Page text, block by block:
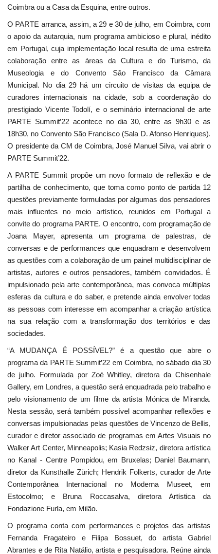
Coimbra ou a Casa da Esquina, entre outros.
O PARTE arranca, assim, a 29 e 30 de julho, em Coimbra, com
o apoio da autarquia, num programa ambicioso e plural, inédito
em Portugal, cuja implementação local resulta de uma estreita
colaboração entre as áreas da Cultura e do Turismo, da
Museologia e do Convento São Francisco da Câmara
Municipal. No dia 29 há um circuito de visitas da equipa de
curadores internacionais na cidade, sob a coordenação do
prestigiado Vicente Todolí, e o seminário internacional de arte
PARTE Summit’22 acontece no dia 30, entre as 9h30 e as
18h30, no Convento São Francisco (Sala D. Afonso Henriques).
O presidente da CM de Coimbra, José Manuel Silva, vai abrir o
PARTE Summit’22.
A PARTE Summit propõe um novo formato de reflexão e de
partilha de conhecimento, que toma como ponto de partida 12
questões previamente formuladas por algumas dos pensadores
mais influentes no meio artístico, reunidos em Portugal a
convite do programa PARTE. O encontro, com programação de
Joana Mayer, apresenta um programa de palestras, de
conversas e de performances que enquadram e desenvolvem
as questões com a colaboração de um painel multidisciplinar de
artistas, autores e outros pensadores, também convidados. É
impulsionado pela arte contemporânea, mas convoca múltiplas
esferas da cultura e do saber, e pretende ainda envolver todas
as pessoas com interesse em acompanhar a criação artística
na sua relação com a transformação dos territórios e das
sociedades.
“A MUDANÇA É POSSÍVEL?” é a questão que abre o
programa da PARTE Summit’22 em Coimbra, no sábado dia 30
de julho. Formulada por Zoé Whitley, diretora da Chisenhale
Gallery, em Londres, a questão será enquadrada pelo trabalho e
pelo visionamento de um filme da artista Mónica de Miranda.
Nesta sessão, será também possível acompanhar reflexões e
conversas impulsionadas pelas questões de Vincenzo de Bellis,
curador e diretor associado de programas em Artes Visuais no
Walker Art Center, Minneapolis; Kasia Redzsiz, diretora artística
no Kanal - Centre Pompidou, em Bruxelas; Daniel Baumann,
diretor da Kunsthalle Zürich; Hendrik Folkerts, curador de Arte
Contemporânea Internacional no Moderna Museet, em
Estocolmo; e Bruna Roccasalva, diretora Artística da
Fondazione Furla, em Milão.
O programa conta com performances e projetos das artistas
Fernanda Fragateiro e Filipa Bossuet, do artista Gabriel
Abrantes e de Rita Natálio, artista e pesquisadora. Reúne ainda